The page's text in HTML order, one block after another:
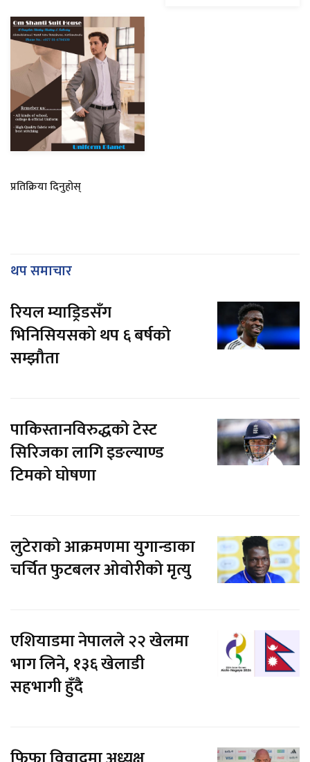
प्रतिक्रिया दिनुहोस्
थप समाचार
रियल म्याड्रिडसँग
भिनिसियसको थप ६ बर्षको
सम्झौता
पाकिस्तानविरुद्धको टेस्ट
सिरिजका लागि इङल्याण्ड
टिमको घोषणा
लुटेराको आक्रमणमा युगान्डाका
चर्चित फुटबलर ओवोरीको मृत्यु
एशियाडमा नेपालले २२ खेलमा
भाग लिने, १३६ खेलाडी
सहभागी हुँदै